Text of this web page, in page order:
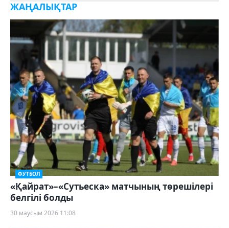
ЖАҢАЛЫҚТАР
ФУТБОЛ
«Қайрат»–«Сутьеска» матчының төрешілері
белгілі болды
30 маусым 2026 11:08